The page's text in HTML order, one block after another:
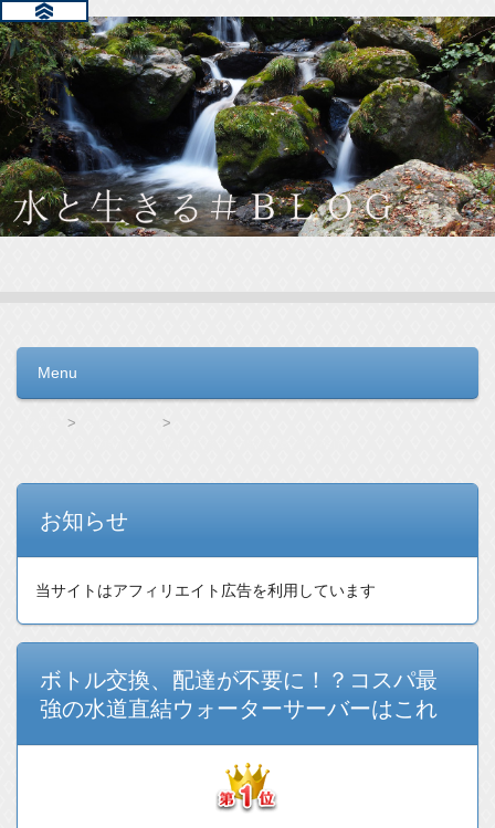
Menu
コンテンツへ移動
お知らせ
当サイトはアフィリエイト広告を利用しています
ボトル交換、配達が不要に！？コスパ最
強の水道直結ウォーターサーバーはこれ